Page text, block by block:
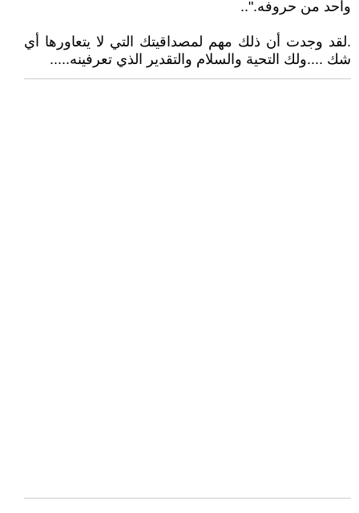
واحد من حروفه."..
.لقد وجدت أن ذلك مهم لمصداقيتك التي لا يتعاورها أي
شك ....ولك التحية والسلام والتقدير الذي تعرفينه.....